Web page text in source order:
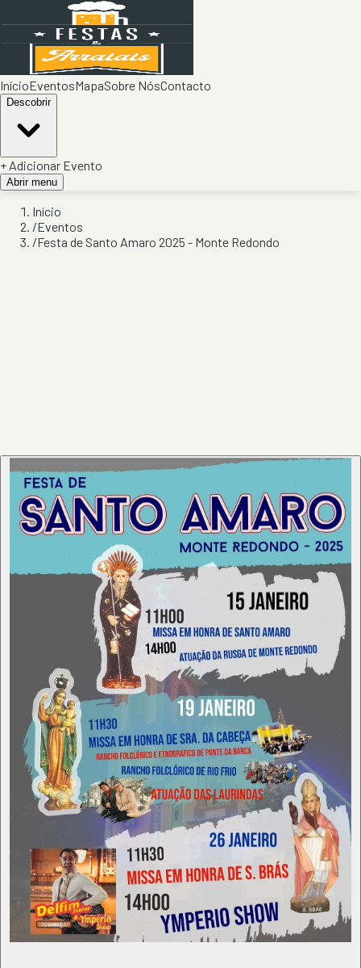
InícioEventosMapaSobre NósContacto
Descobrir
+ Adicionar Evento
Abrir menu
Início
/Eventos
/Festa de Santo Amaro 2025 - Monte Redondo